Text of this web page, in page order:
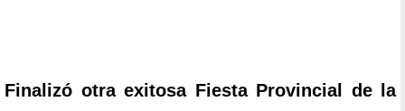
Finalizó otra exitosa Fiesta Provincial de la